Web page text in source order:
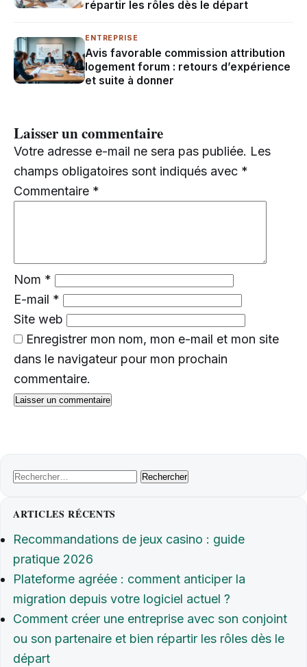
répartir les rôles dès le départ
ENTREPRISE
Avis favorable commission attribution
logement forum : retours d’expérience
et suite à donner
Laisser un commentaire
Votre adresse e-mail ne sera pas publiée. Les
champs obligatoires sont indiqués avec *
Commentaire *
Nom *
E-mail *
Site web
Enregistrer mon nom, mon e-mail et mon site
dans le navigateur pour mon prochain
commentaire.
Rechercher :
ARTICLES RÉCENTS
Recommandations de jeux casino : guide
pratique 2026
Plateforme agréée : comment anticiper la
migration depuis votre logiciel actuel ?
Comment créer une entreprise avec son conjoint
ou son partenaire et bien répartir les rôles dès le
départ